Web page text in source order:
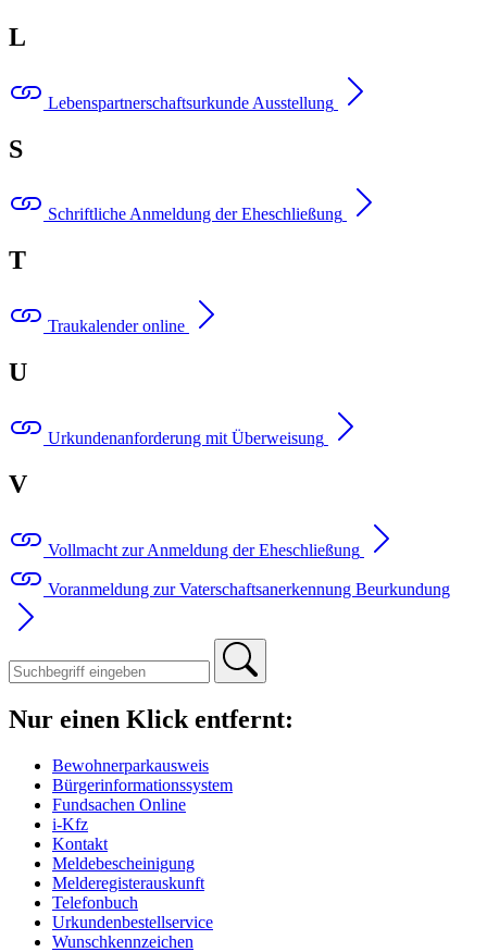
L
Lebenspartnerschaftsurkunde Ausstellung
S
Schriftliche Anmeldung der Eheschließung
T
Traukalender online
U
Urkundenanforderung mit Überweisung
V
Vollmacht zur Anmeldung der Eheschließung
Voranmeldung zur Vaterschaftsanerkennung Beurkundung
Nur einen Klick entfernt:
Bewohnerparkausweis
Bürgerinformationssystem
Fundsachen Online
i-Kfz
Kontakt
Meldebescheinigung
Melderegisterauskunft
Telefonbuch
Urkundenbestellservice
Wunschkennzeichen